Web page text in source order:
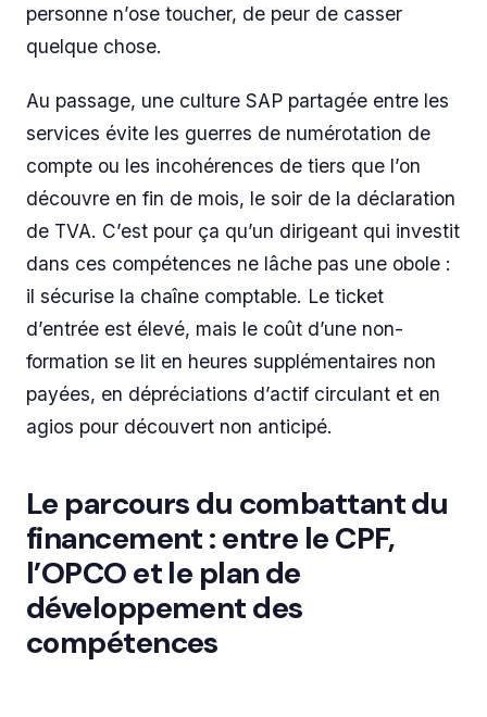
personne n’ose toucher, de peur de casser
quelque chose.
Au passage, une culture SAP partagée entre les
services évite les guerres de numérotation de
compte ou les incohérences de tiers que l’on
découvre en fin de mois, le soir de la déclaration
de TVA. C’est pour ça qu’un dirigeant qui investit
dans ces compétences ne lâche pas une obole :
il sécurise la chaîne comptable. Le ticket
d’entrée est élevé, mais le coût d’une non-
formation se lit en heures supplémentaires non
payées, en dépréciations d’actif circulant et en
agios pour découvert non anticipé.
Le parcours du combattant du
financement : entre le CPF,
l’OPCO et le plan de
développement des
compétences